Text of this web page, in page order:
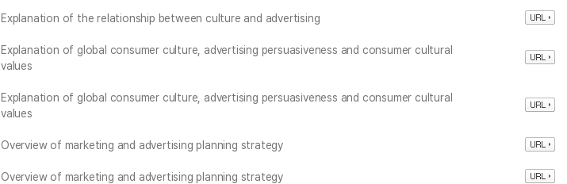
Explanation of the relationship between culture and advertising
Explanation of global consumer culture, advertising persuasiveness and consumer cultural
values
Explanation of global consumer culture, advertising persuasiveness and consumer cultural
values
Overview of marketing and advertising planning strategy
Overview of marketing and advertising planning strategy